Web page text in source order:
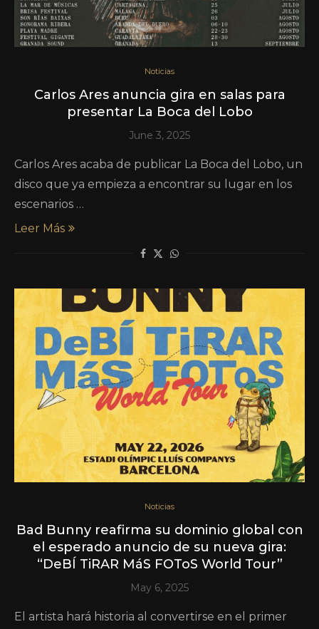
Noticias
Carlos Ares anuncia gira en salas para
presentar La Boca del Lobo
June 3, 2025
Carlos Ares acaba de publicar La Boca del Lobo, un
disco que ya empieza a encontrar su lugar en los
escenarios …
Leer Más
Noticias
Bad Bunny reafirma su dominio global con
el esperado anuncio de su nueva gira:
“DeBÍ TiRAR MáS FOToS World Tour”
May 6, 2025
El artista hará historia al convertirse en el primer